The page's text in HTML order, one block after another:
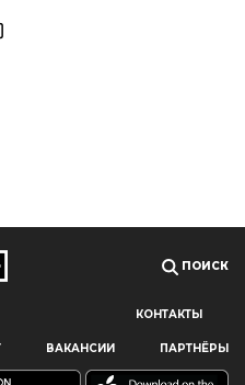
и похожие технологии,
ПОИСК
КОНТАКТЫ
ВАКАНСИИ ПАРТНЁРЫ